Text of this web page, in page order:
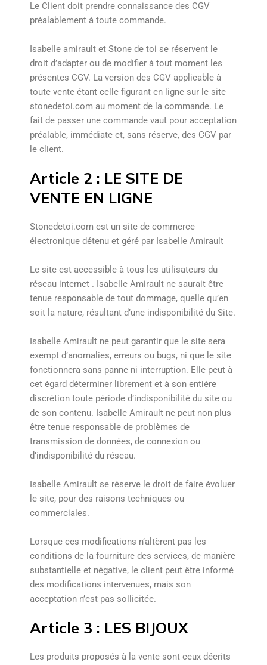
Le Client doit prendre connaissance des CGV
préalablement à toute commande.
Isabelle amirault et Stone de toi se réservent le
droit d’adapter ou de modifier à tout moment les
présentes CGV. La version des CGV applicable à
toute vente étant celle figurant en ligne sur le site
stonedetoi.com au moment de la commande. Le
fait de passer une commande vaut pour acceptation
préalable, immédiate et, sans réserve, des CGV par
le client.
Article 2 : LE SITE DE
VENTE EN LIGNE
Stonedetoi.com est un site de commerce
électronique détenu et géré par Isabelle Amirault
Le site est accessible à tous les utilisateurs du
réseau internet . Isabelle Amirault ne saurait être
tenue responsable de tout dommage, quelle qu’en
soit la nature, résultant d’une indisponibilité du Site.
Isabelle Amirault ne peut garantir que le site sera
exempt d’anomalies, erreurs ou bugs, ni que le site
fonctionnera sans panne ni interruption. Elle peut à
cet égard déterminer librement et à son entière
discrétion toute période d’indisponibilité du site ou
de son contenu. Isabelle Amirault ne peut non plus
être tenue responsable de problèmes de
transmission de données, de connexion ou
d’indisponibilité du réseau.
Isabelle Amirault se réserve le droit de faire évoluer
le site, pour des raisons techniques ou
commerciales.
Lorsque ces modifications n’altèrent pas les
conditions de la fourniture des services, de manière
substantielle et négative, le client peut être informé
des modifications intervenues, mais son
acceptation n’est pas sollicitée.
Article 3 : LES BIJOUX
Les produits proposés à la vente sont ceux décrits